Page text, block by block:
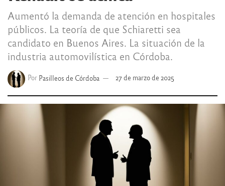
Aumentó la demanda de atención en hospitales
públicos. La teoría de que Schiaretti sea
candidato en Buenos Aires. La situación de la
industria automovilística en Córdoba.
Por Pasilleos de Córdoba 27 de marzo de 2025